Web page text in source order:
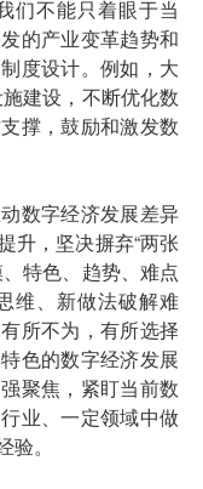
们不能只着眼于当
的产业变革趋势和
度设计。例如，大
建设，不断优化数
撑，鼓励和激发数
数字经济发展差异
升，坚决摒弃“两张
特色、趋势、难点
维、新做法破解难
所不为，有所选择
色的数字经济发展
聚焦，紧盯当前数
业、一定领域中做
。